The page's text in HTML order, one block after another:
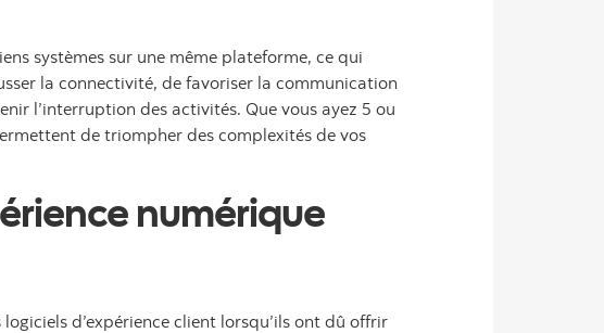
systèmes sur une même plateforme, ce qui
la connectivité, de favoriser la communication
l’interruption des activités. Que vous ayez 5 ou
de triompher des complexités de vos
numérique
d’expérience client lorsqu’ils ont dû offrir